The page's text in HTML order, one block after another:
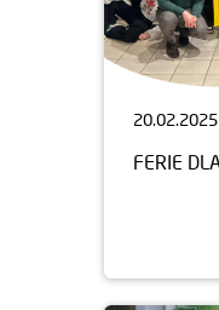
20.02.2025
FERIE